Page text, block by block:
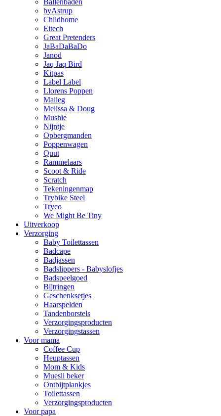
Ballenbaden
byAstrup
Childhome
Eitech
Great Pretenders
JaBaDaBaDo
Janod
Jaq Jaq Bird
Kitpas
Label Label
Llorens Poppen
Maileg
Melissa & Doug
Mushie
Nijntje
Opbergmanden
Poppenwagen
Quut
Rammelaars
Scoot & Ride
Scratch
Tekeningenmap
Trybike Steel
Tryco
We Might Be Tiny
Uitverkoop
Verzorging
Baby Toilettassen
Badcape
Badjassen
Badslippers - Babyslofjes
Badspeelgoed
Bijtringen
Geschenksetjes
Haarspelden
Tandenborstels
Verzorgingsproducten
Verzorgingstassen
Voor mama
Coffee Cup
Heuptassen
Mom & Kids
Muesli beker
Ontbijtplankjes
Toilettassen
Verzorgingsproducten
Voor papa